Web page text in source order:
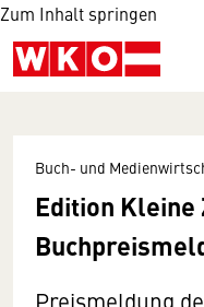
Zum Inhalt springen
Buch- und
Edition Kleine